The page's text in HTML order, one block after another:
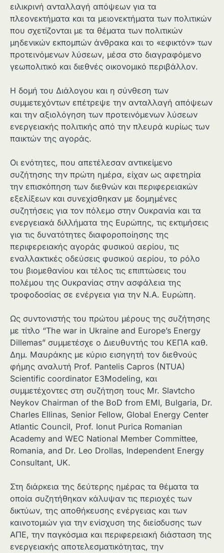
ειλικρινή ανταλλαγή απόψεων για τα
πλεονεκτήματα και τα μειονεκτήματα των πολιτικών
που σχετίζονται με τα θέματα των πολιτικών
μηδενικών εκπομπών άνθρακα και το «εφικτόν» των
προτεινόμενων λύσεων, μέσα στο διαγραφόμενο
γεωπολιτικό και διεθνές οικονομικό περιβάλλον.
Η δομή του Διάλογου και η σύνθεση των
συμμετεχόντων επέτρεψε την ανταλλαγή απόψεων
και την αξιολόγηση των προτεινόμενων λύσεων
ενεργειακής πολιτικής από την πλευρά κυρίως των
παικτών της αγοράς.
Οι ενότητες, που απετέλεσαν αντικείμενο
συζήτησης την πρώτη ημέρα, είχαν ως αφετηρία
την επισκόπηση των διεθνών και περιφερειακών
εξελίξεων και συνεχίσθηκαν με δομημένες
συζητήσεις για τον πόλεμο στην Ουκρανία και τα
ενεργειακά διλλήματα της Ευρώπης, τις εκτιμήσεις
για τις δυνατότητες διαφοροποίησης της
περιφερειακής αγοράς φυσικού αερίου, τις
εναλλακτικές οδεύσεις φυσικού αερίου, το ρόλο
του βιομεθανίου και τέλος τις επιπτώσεις του
πολέμου της Ουκρανίας στην ασφάλεια της
τροφοδοσίας σε ενέργεια για την Ν.Α. Ευρώπη.
Ως συντονιστής του πρώτου μέρους της συζήτησης
με τίτλο “The war in Ukraine and Europe’s Energy
Dillemas” συμμετέσχε ο Διευθυντής του ΚΕΠΑ καθ.
Δημ. Μαυράκης με κύριο εισηγητή τον διεθνούς
φήμης αναλυτή Prof. Pantelis Capros (NΤUA)
Scientific coordinator E3Modeling, και
συμμετέχοντες στη συζήτηση τους Mr. Slavtcho
Neykov Chairman of the BoD from EMI, Bulgaria, Dr.
Charles Ellinas, Senior Fellow, Global Energy Center
Atlantic Council, Prof. Ionut Purica Romanian
Academy and WEC National Member Committee,
Romania, and Dr. Leo Drollas, Independent Energy
Consultant, UK.
Στη διάρκεια της δεύτερης ημέρας τα θέματα τα
οποία συζητήθηκαν κάλυψαν τις περιοχές των
δικτύων, της αποθήκευσης ενέργειας και των
καινοτομιών για την ενίσχυση της διείσδυσης των
ΑΠΕ, την παγκόσμια και περιφερειακή διάσταση της
ενεργειακής αποτελεσματικότητας, την